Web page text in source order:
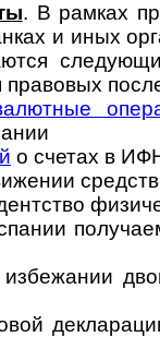
. В рамках
и иных
правовых
о счетах в